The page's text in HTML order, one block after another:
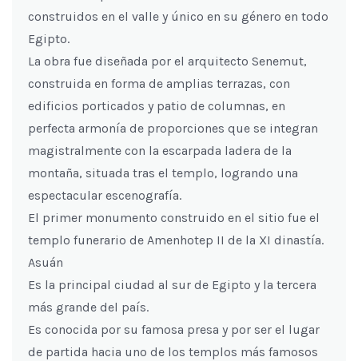
construidos en el valle y único en su género en todo
Egipto.
La obra fue diseñada por el arquitecto Senemut,
construida en forma de amplias terrazas, con
edificios porticados y patio de columnas, en
perfecta armonía de proporciones que se integran
magistralmente con la escarpada ladera de la
montaña, situada tras el templo, logrando una
espectacular escenografía.
El primer monumento construido en el sitio fue el
templo funerario de Amenhotep II de la XI dinastía.
Asuán
Es la principal ciudad al sur de Egipto y la tercera
más grande del país.
Es conocida por su famosa presa y por ser el lugar
de partida hacia uno de los templos más famosos